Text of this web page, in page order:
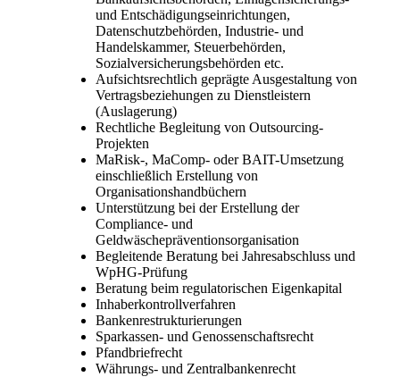
und Entschädigungseinrichtungen,
Datenschutzbehörden, Industrie- und
Handelskammer, Steuerbehörden,
Sozialversicherungsbehörden etc.
Aufsichtsrechtlich geprägte Ausgestaltung von
Vertragsbeziehungen zu Dienstleistern
(Auslagerung)
Rechtliche Begleitung von Outsourcing-
Projekten
MaRisk-, MaComp- oder BAIT-Umsetzung
einschließlich Erstellung von
Organisationshandbüchern
Unterstützung bei der Erstellung der
Compliance- und
Geldwäschepräventionsorganisation
Begleitende Beratung bei Jahresabschluss und
WpHG-Prüfung
Beratung beim regulatorischen Eigenkapital
Inhaberkontrollverfahren
Bankenrestrukturierungen
Sparkassen- und Genossenschaftsrecht
Pfandbriefrecht
Währungs- und Zentralbankenrecht